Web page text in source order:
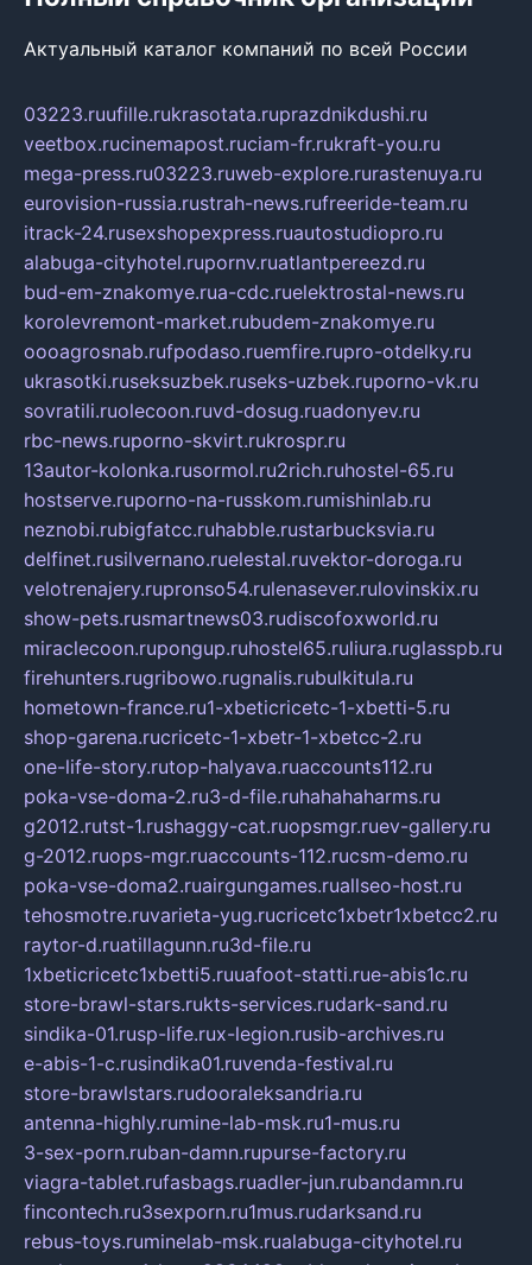
Актуальный каталог компаний по всей России
03223.ruufille.rukrasotata.ruprazdnikdushi.ru
veetbox.rucinemapost.ruciam-fr.rukraft-you.ru
mega-press.ru03223.ruweb-explore.rurastenuya.ru
eurovision-russia.rustrah-news.rufreeride-team.ru
itrack-24.rusexshopexpress.ruautostudiopro.ru
alabuga-cityhotel.rupornv.ruatlantpereezd.ru
bud-em-znakomye.rua-cdc.ruelektrostal-news.ru
korolevremont-market.rubudem-znakomye.ru
oooagrosnab.rufpodaso.ruemfire.rupro-otdelky.ru
ukrasotki.ruseksuzbek.ruseks-uzbek.ruporno-vk.ru
sovratili.ruolecoon.ruvd-dosug.ruadonyev.ru
rbc-news.ruporno-skvirt.rukrospr.ru
13autor-kolonka.rusormol.ru2rich.ruhostel-65.ru
hostserve.ruporno-na-russkom.rumishinlab.ru
neznobi.rubigfatcc.ruhabble.rustarbucksvia.ru
delfinet.rusilvernano.ruelestal.ruvektor-doroga.ru
velotrenajery.rupronso54.rulenasever.rulovinskix.ru
show-pets.rusmartnews03.rudiscofoxworld.ru
miraclecoon.rupongup.ruhostel65.ruliura.ruglasspb.ru
firehunters.rugribowo.rugnalis.rubulkitula.ru
hometown-france.ru1-xbeticricetc-1-xbetti-5.ru
shop-garena.rucricetc-1-xbetr-1-xbetcc-2.ru
one-life-story.rutop-halyava.ruaccounts112.ru
poka-vse-doma-2.ru3-d-file.ruhahahaharms.ru
g2012.rutst-1.rushaggy-cat.ruopsmgr.ruev-gallery.ru
g-2012.ruops-mgr.ruaccounts-112.rucsm-demo.ru
poka-vse-doma2.ruairgungames.ruallseo-host.ru
tehosmotre.ruvarieta-yug.rucricetc1xbetr1xbetcc2.ru
raytor-d.ruatillagunn.ru3d-file.ru
1xbeticricetc1xbetti5.ruuafoot-statti.rue-abis1c.ru
store-brawl-stars.rukts-services.rudark-sand.ru
sindika-01.rusp-life.rux-legion.rusib-archives.ru
e-abis-1-c.rusindika01.ruvenda-festival.ru
store-brawlstars.rudooraleksandria.ru
antenna-highly.rumine-lab-msk.ru1-mus.ru
3-sex-porn.ruban-damn.rupurse-factory.ru
viagra-tablet.rufasbags.ruadler-jun.rubandamn.ru
fincontech.ru3sexporn.ru1mus.rudarksand.ru
rebus-toys.ruminelab-msk.rualabuga-cityhotel.ru